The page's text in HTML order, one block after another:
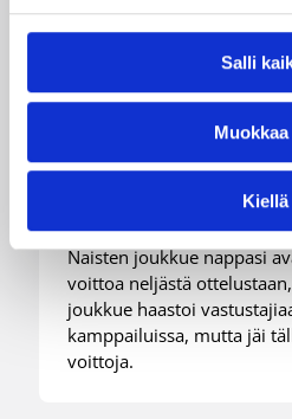
Salli
Muokkaa
Kiellä
08.08.2026 22:58
Suomea
joukkueet
-urakkansa
Naisten joukkue nappasi
voittoa neljästä
joukkue haastoi
kamppailuissa, mutta jäi
voittoja.